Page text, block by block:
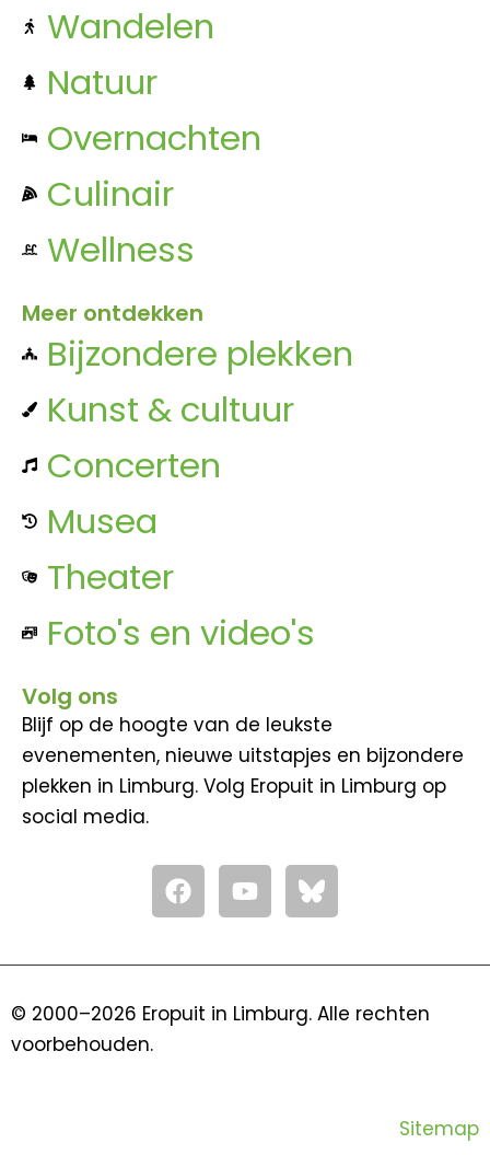
Wandelen
Natuur
Overnachten
Culinair
Wellness
Meer ontdekken
Bijzondere plekken
Kunst & cultuur
Concerten
Musea
Theater
Foto's en video's
Volg ons
Blijf op de hoogte van de leukste
evenementen, nieuwe uitstapjes en bijzondere
plekken in Limburg. Volg Eropuit in Limburg op
social media.
F
a
c
o
Y
o
u
b
© 2000–2026 Eropuit in Limburg. Alle rechten
voorbehouden.
Sitemap